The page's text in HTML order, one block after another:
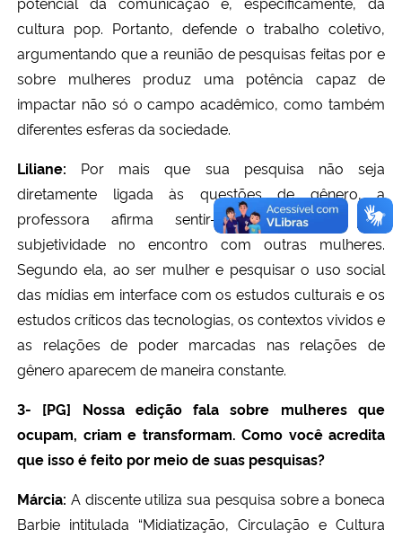
cultura pop. Portanto, defende o trabalho coletivo,
argumentando que a reunião de pesquisas feitas por e
sobre mulheres produz uma potência capaz de
impactar não só o campo acadêmico, como também
diferentes esferas da sociedade.
Liliane: Por mais que sua pesquisa não seja
diretamente ligada às questões de gênero, a
professora afirma sentir-se atravessada pela
subjetividade no encontro com outras mulheres.
Segundo ela, ao ser mulher e pesquisar o uso social
das mídias em interface com os estudos culturais e os
estudos críticos das tecnologias, os contextos vividos e
as relações de poder marcadas nas relações de
gênero aparecem de maneira constante.
3- [PG] Nossa edição fala sobre mulheres que
ocupam, criam e transformam. Como você acredita
que isso é feito por meio de suas pesquisas?
Márcia: A discente utiliza sua pesquisa sobre a boneca
Barbie intitulada “Midiatização, Circulação e Cultura